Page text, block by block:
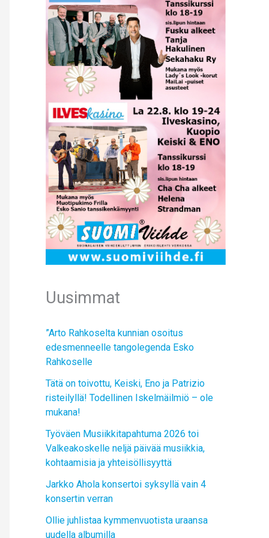
Uusimmat
”Arto Rahkoselta kunnian osoitus
edesmenneelle tangolegenda Esko
Rahkoselle
Tätä on toivottu, Keiski, Eno ja Patrizio
risteilyllä! Todellinen Iskelmäilmiö – ole
mukana!
Työväen Musiikkitapahtuma 2026 toi
Valkeakoskelle neljä päivää musiikkia,
kohtaamisia ja yhteisöllisyyttä
Jarkko Ahola konsertoi syksyllä vain 4
konsertin verran
Ollie juhlistaa kymmenvuotista uraansa
uudella albumilla